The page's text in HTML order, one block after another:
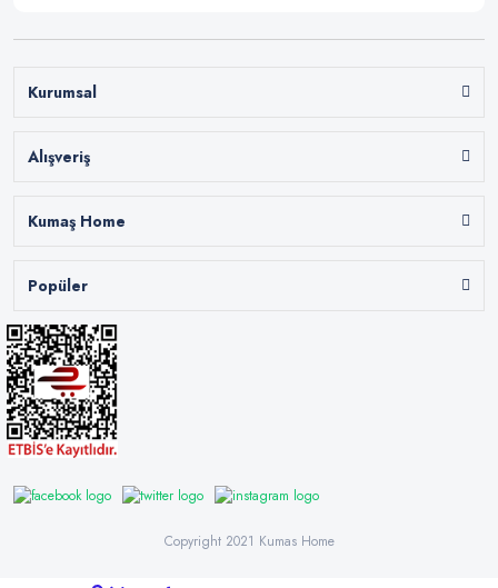
Kurumsal
Alışveriş
Kumaş Home
Popüler
Copyright 2021 Kumas Home